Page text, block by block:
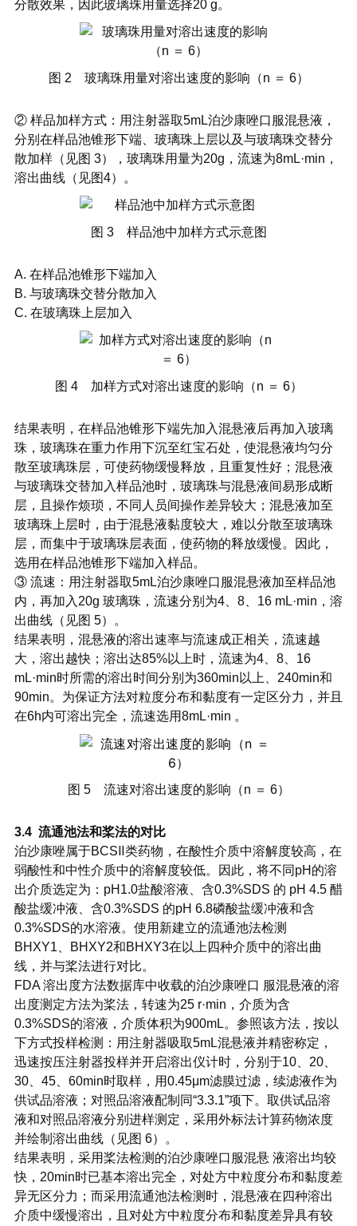
分散效果，因此玻璃珠用量选择20 g。
图 2 玻璃珠用量对溶出速度的影响（n ＝ 6）
② 样品加样方式：用注射器取5mL泊沙康唑口服混悬液，
分别在样品池锥形下端、玻璃珠上层以及与玻璃珠交替分
散加样（见图 3），玻璃珠用量为20g，流速为8mL·min，
溶出曲线（见图4）。
图 3 样品池中加样方式示意图
A. 在样品池锥形下端加入
B. 与玻璃珠交替分散加入
C. 在玻璃珠上层加入
图 4 加样方式对溶出速度的影响（n ＝ 6）
结果表明，在样品池锥形下端先加入混悬液后再加入玻璃
珠，玻璃珠在重力作用下沉至红宝石处，使混悬液均匀分
散至玻璃珠层，可使药物缓慢释放，且重复性好；混悬液
与玻璃珠交替加入样品池时，玻璃珠与混悬液间易形成断
层，且操作烦琐，不同人员间操作差异较大；混悬液加至
玻璃珠上层时，由于混悬液黏度较大，难以分散至玻璃珠
层，而集中于玻璃珠层表面，使药物的释放缓慢。因此，
选用在样品池锥形下端加入样品。
③ 流速：用注射器取5mL泊沙康唑口服混悬液加至样品池
内，再加入20g 玻璃珠，流速分别为4、8、16 mL·min，溶
出曲线（见图 5）。
结果表明，混悬液的溶出速率与流速成正相关，流速越
大，溶出越快；溶出达85%以上时，流速为4、8、16
mL·min时所需的溶出时间分别为360min以上、240min和
90min。为保证方法对粒度分布和黏度有一定区分力，并且
在6h内可溶出完全，流速选用8mL·min 。
图 5 流速对溶出速度的影响（n ＝ 6）
3.4 流通池法和桨法的对比
泊沙康唑属于BCSⅡ类药物，在酸性介质中溶解度较高，在
弱酸性和中性介质中的溶解度较低。因此，将不同pH的溶
出介质选定为：pH1.0盐酸溶液、含0.3%SDS 的 pH 4.5 醋
酸盐缓冲液、含0.3%SDS 的pH 6.8磷酸盐缓冲液和含
0.3%SDS的水溶液。使用新建立的流通池法检测
BHXY1、BHXY2和BHXY3在以上四种介质中的溶出曲
线，并与桨法进行对比。
FDA 溶出度方法数据库中收载的泊沙康唑口 服混悬液的溶
出度测定方法为桨法，转速为25 r·min，介质为含
0.3%SDS的溶液，介质体积为900mL。参照该方法，按以
下方式投样检测：用注射器吸取5mL混悬液并精密称定，
迅速按压注射器投样并开启溶出仪计时，分别于10、20、
30、45、60min时取样，用0.45μm滤膜过滤，续滤液作为
供试品溶液；对照品溶液配制同“3.3.1”项下。取供试品溶
液和对照品溶液分别进样测定，采用外标法计算药物浓度
并绘制溶出曲线（见图 6）。
结果表明，采用桨法检测的泊沙康唑口服混悬 液溶出均较
快，20min时已基本溶出完全，对处方中粒度分布和黏度差
异无区分力；而采用流通池法检测时，混悬液在四种溶出
介质中缓慢溶出，且对处方中粒度分布和黏度差异具有较